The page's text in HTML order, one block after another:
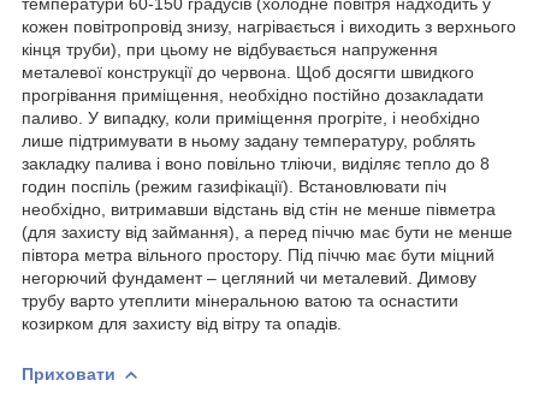
кожен повітропровід знизу, нагрівається і виходить з верхнього
кінця труби), при цьому не відбувається напруження
металевої конструкції до червона. Щоб досягти швидкого
прогрівання приміщення, необхідно постійно дозакладати
паливо. У випадку, коли приміщення прогріте, і необхідно
лише підтримувати в ньому задану температуру, роблять
закладку палива і воно повільно тліючи, виділяє тепло до 8
годин поспіль (режим газифікації). Встановлювати піч
необхідно, витримавши відстань від стін не менше півметра
(для захисту від займання), а перед піччю має бути не менше
півтора метра вільного простору. Під піччю має бути міцний
негорючий фундамент – цегляний чи металевий. Димову
трубу варто утеплити мінеральною ватою та оснастити
козирком для захисту від вітру та опадів.
Приховати